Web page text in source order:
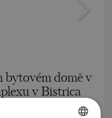
bytovém domě v
v Bistrica
MAPA